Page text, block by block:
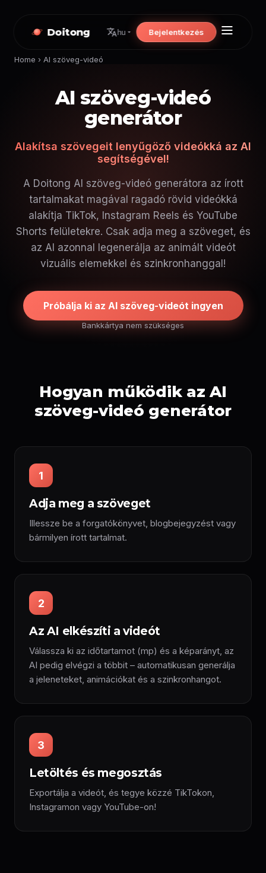
Doitong hu Bejelentkezés
Home › AI szöveg-videó
AI szöveg-videó
generátor
Alakítsa szövegeit lenyűgöző videókká az AI
segítségével!
A Doitong AI szöveg-videó generátora az írott
tartalmakat magával ragadó rövid videókká
alakítja TikTok, Instagram Reels és YouTube
Shorts felületekre. Csak adja meg a szöveget, és
az AI azonnal legenerálja az animált videót
vizuális elemekkel és szinkronhanggal!
Próbálja ki az AI szöveg-videót ingyen
Bankkártya nem szükséges
Hogyan működik az AI
szöveg-videó generátor
1
Adja meg a szöveget
Illessze be a forgatókönyvet, blogbejegyzést vagy
bármilyen írott tartalmat.
2
Az AI elkészíti a videót
Válassza ki az időtartamot (mp) és a képarányt, az
AI pedig elvégzi a többit – automatikusan generálja
a jeleneteket, animációkat és a szinkronhangot.
3
Letöltés és megosztás
Exportálja a videót, és tegye közzé TikTokon,
Instagramon vagy YouTube-on!